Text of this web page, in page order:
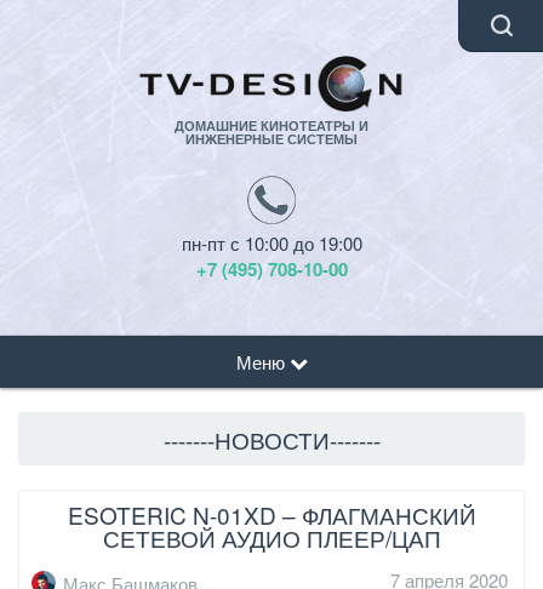
ДОМАШНИЕ КИНОТЕАТРЫ И
ИНЖЕНЕРНЫЕ СИСТЕМЫ
пн-пт с 10:00 до 19:00
+7 (495) 708-10-00
Меню
-------НОВОСТИ-------
ESOTERIC N-01XD – ФЛАГМАНСКИЙ
СЕТЕВОЙ АУДИО ПЛЕЕР/ЦАП
Макс Башмаков 7 апреля 2020